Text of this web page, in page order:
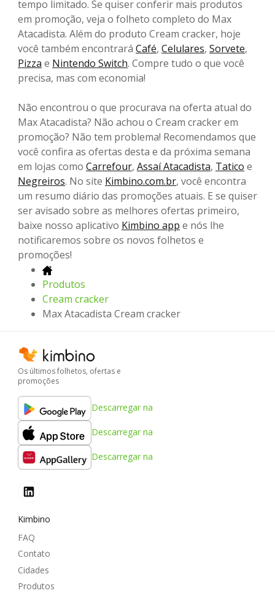
tempo limitado. Se quiser conferir mais produtos
em promoção, veja o folheto completo do Max
Atacadista. Além do produto Cream cracker, hoje
você também encontrará Café, Celulares, Sorvete,
Pizza e Nintendo Switch. Compre tudo o que você
precisa, mas com economia!
Não encontrou o que procurava na oferta atual do
Max Atacadista? Não achou o Cream cracker em
promoção? Não tem problema! Recomendamos que
você confira as ofertas desta e da próxima semana
em lojas como Carrefour, Assaí Atacadista, Tatico e
Negreiros. No site Kimbino.com.br, você encontra
um resumo diário das promoções atuais. E se quiser
ser avisado sobre as melhores ofertas primeiro,
baixe nosso aplicativo Kimbino app e nós lhe
notificaremos sobre os novos folhetos e
promoções!
Produtos
Cream cracker
Max Atacadista Cream cracker
Os últimos folhetos, ofertas e
promoções
Descarregar na
Descarregar na
Descarregar na
Kimbino
FAQ
Contato
Cidades
Produtos